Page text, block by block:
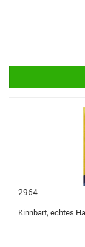
2964
Kinnbart, echtes